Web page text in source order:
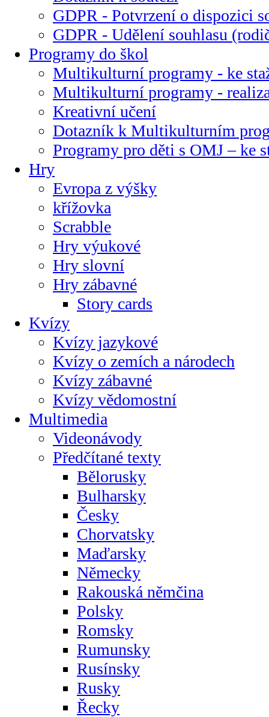
GDPR - Potvrzení o dispozici
GDPR - Udělení souhlasu
Programy do škol
Multikulturní programy - ke
Multikulturní programy -
Kreativní učení
Dotazník k Multikulturním
Programy pro děti s OMJ – ke
Hry
Evropa z výšky
křížovka
Scrabble
Hry výukové
Hry slovní
Hry zábavné
Story cards
Kvízy
Kvízy jazykové
Kvízy o zemích a národech
Kvízy zábavné
Kvízy vědomostní
Multimedia
Videonávody
Předčítané texty
Bělorusky
Bulharsky
Česky
Chorvatsky
Maďarsky
Německy
Rakouská němčina
Polsky
Romsky
Rumunsky
Rusínsky
Rusky
Řecky